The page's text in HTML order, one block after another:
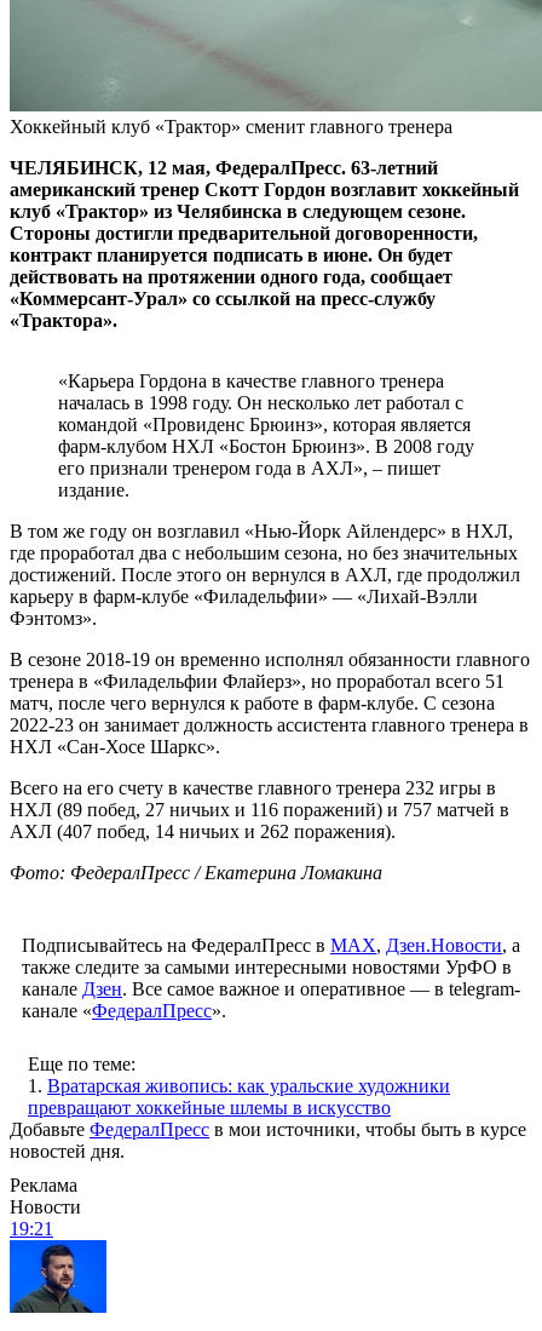
Хоккейный клуб «Трактор» сменит главного тренера
ЧЕЛЯБИНСК, 12 мая, ФедералПресс. 63-летний
американский тренер Скотт Гордон возглавит хоккейный
клуб «Трактор» из Челябинска в следующем сезоне.
Стороны достигли предварительной договоренности,
контракт планируется подписать в июне. Он будет
действовать на протяжении одного года, сообщает
«Коммерсант-Урал» со ссылкой на пресс-службу
«Трактора».
«Карьера Гордона в качестве главного тренера
началась в 1998 году. Он несколько лет работал с
командой «Провиденс Брюинз», которая является
фарм-клубом НХЛ «Бостон Брюинз». В 2008 году
его признали тренером года в АХЛ», – пишет
издание.
В том же году он возглавил «Нью-Йорк Айлендерс» в НХЛ,
где проработал два с небольшим сезона, но без значительных
достижений. После этого он вернулся в АХЛ, где продолжил
карьеру в фарм-клубе «Филадельфии» — «Лихай-Вэлли
Фэнтомз».
В сезоне 2018-19 он временно исполнял обязанности главного
тренера в «Филадельфии Флайерз», но проработал всего 51
матч, после чего вернулся к работе в фарм-клубе. С сезона
2022-23 он занимает должность ассистента главного тренера в
НХЛ «Сан-Хосе Шаркс».
Всего на его счету в качестве главного тренера 232 игры в
НХЛ (89 побед, 27 ничьих и 116 поражений) и 757 матчей в
АХЛ (407 побед, 14 ничьих и 262 поражения).
Фото: ФедералПресс / Екатерина Ломакина
Подписывайтесь на ФедералПресс в МАХ, Дзен.Новости, а
также следите за самыми интересными новостями УрФО в
канале Дзен. Все самое важное и оперативное — в telegram-
канале «ФедералПресс».
Еще по теме:
1. Вратарская живопись: как уральские художники
превращают хоккейные шлемы в искусство
Добавьте ФедералПресс в мои источники, чтобы быть в курсе
новостей дня.
Реклама
Новости
19:21